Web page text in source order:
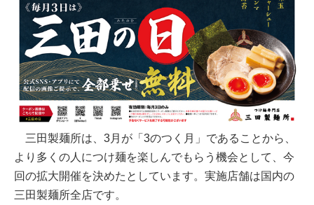
三田製麺所は、3月が「3のつく月」であることから、
より多くの人につけ麺を楽しんでもらう機会として、今
回の拡大開催を決めたとしています。実施店舗は国内の
三田製麺所全店です。